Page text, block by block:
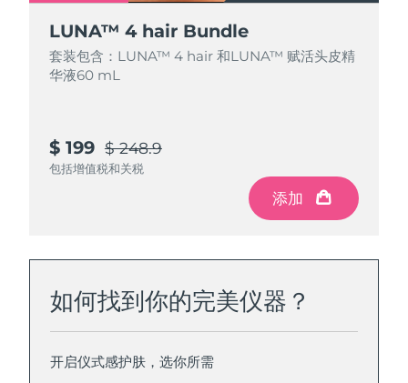
LUNA™ 4 hair Bundle
套装包含：LUNA™ 4 hair 和LUNA™ 赋活头皮精
华液60 mL
$ 199 $ 248.9
包括增值税和关税
添加
如何找到你的完美仪器？
开启仪式感护肤，选你所需